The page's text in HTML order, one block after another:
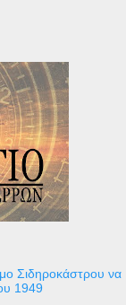
Σιδηροκάστρου να
1949